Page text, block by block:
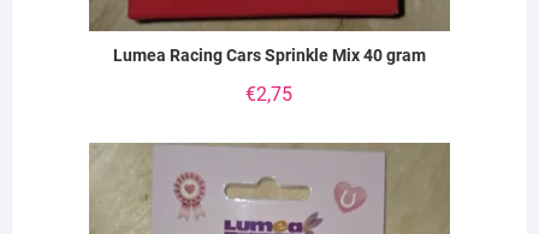
Lumea Racing Cars Sprinkle Mix 40 gram
€2,75